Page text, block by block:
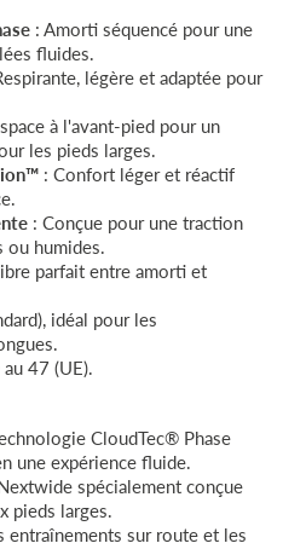
: Amorti séquencé pour une
fluides.
légère et adaptée pour
à l'avant-pied pour un
les pieds larges.
: Confort léger et réactif
: Conçue pour une traction
ou humides.
parfait entre amorti et
idéal pour les
47 (UE).
CloudTec® Phase
une expérience fluide.
spécialement conçue
pieds larges.
entraînements sur route et les